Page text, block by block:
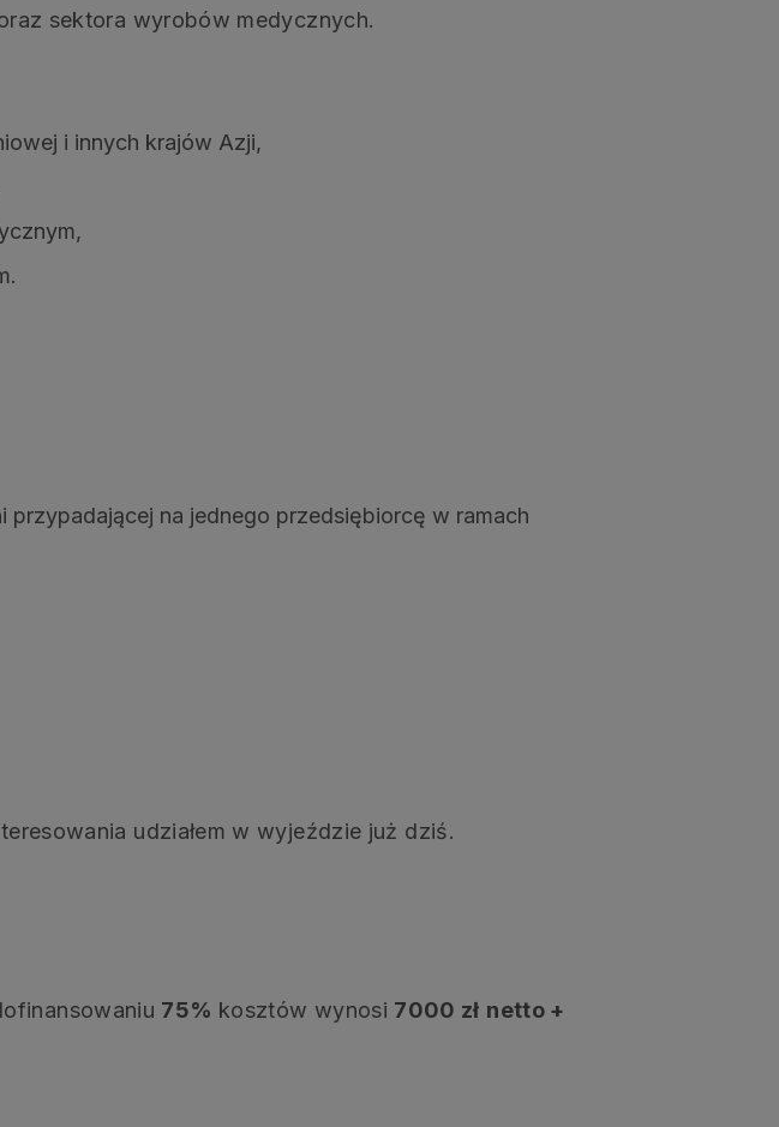
sektora wyrobów medycznych.
i innych krajów Azji,
na jednego przedsiębiorcę w ramach
udziałem w wyjeździe już dziś.
75% kosztów wynosi 7000 zł netto +